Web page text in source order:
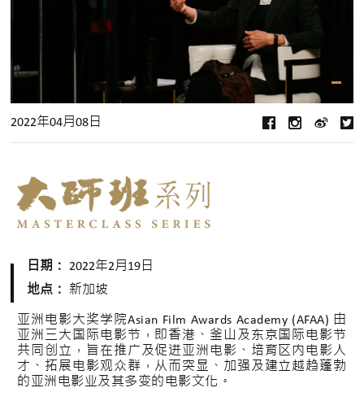
2022年04月08日
日期：
2022年2月19日
地点：
新加坡
亚洲电影大奖学院Asian Film Awards Academy (AFAA) 由
亚洲三大国际电影节，即香港、釜山及东京国际电影节
共同创立，旨在推广及促进亚洲电影、培育区内电影人
才、拓展电影观众群，从而突显、加强及建立越趋蓬勃
的亚洲电影业及其多变的电影文化。